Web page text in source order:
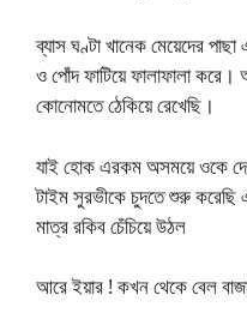
ব্যাস ঘণ্টা খানেক মেয়েদের
ও পোঁদ ফাটিয়ে ফালাফালা
কোনোমতে ঠেকিয়ে রেখেছি।
যাই হোক এরকম অসময়ে ওকে
টাইম সুরভীকে চুদতে শুরু
মাত্র রকিব চেঁচিয়ে উঠল
আরে ইয়ার ! কখন থেকে বেল